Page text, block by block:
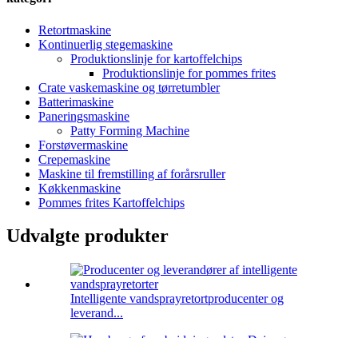
Retortmaskine
Kontinuerlig stegemaskine
Produktionslinje for kartoffelchips
Produktionslinje for pommes frites
Crate vaskemaskine og tørretumbler
Batterimaskine
Paneringsmaskine
Patty Forming Machine
Forstøvermaskine
Crepemaskine
Maskine til fremstilling af forårsruller
Køkkenmaskine
Pommes frites Kartoffelchips
Udvalgte produkter
Intelligente vandsprayretortproducenter og
leverand...